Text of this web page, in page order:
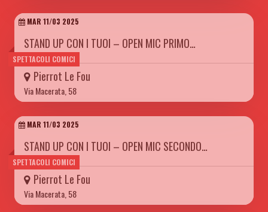
SPETTACOLI COMICI
MAR 11/03 2025
STAND UP CON I TUOI – OPEN MIC PRIMO…
Pierrot Le Fou
Via Macerata, 58
SPETTACOLI COMICI
MAR 11/03 2025
STAND UP CON I TUOI – OPEN MIC SECONDO…
Pierrot Le Fou
Via Macerata, 58